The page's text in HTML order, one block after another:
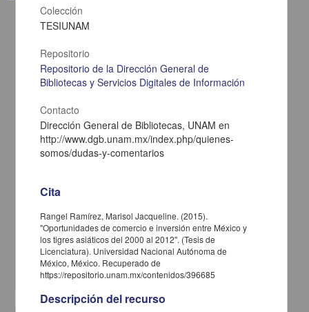
La guerra en la republica de Platón: de la necesidad de la
Pita Ortega, Guillermo
Ciencias Sociales y Económicas
Colección
TESIUNAM
Repositorio
Repositorio de la Dirección General de
Bibliotecas y Servicios Digitales de Información
Contacto
Dirección General de Bibliotecas, UNAM en
http://www.dgb.unam.mx/index.php/quienes-
somos/dudas-y-comentarios
Cita
Rangel Ramírez, Marisol Jacqueline. (2015).
"Oportunidades de comercio e inversión entre México y
los tigres asiáticos del 2000 al 2012". (Tesis de
Licenciatura). Universidad Nacional Autónoma de
México, México. Recuperado de
https://repositorio.unam.mx/contenidos/396685
Descripción del recurso